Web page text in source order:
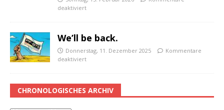
deaktiviert
We’ll be back.
Donnerstag, 11. Dezember 2025
Kommentare
deaktiviert
CHRONOLOGISCHES ARCHIV